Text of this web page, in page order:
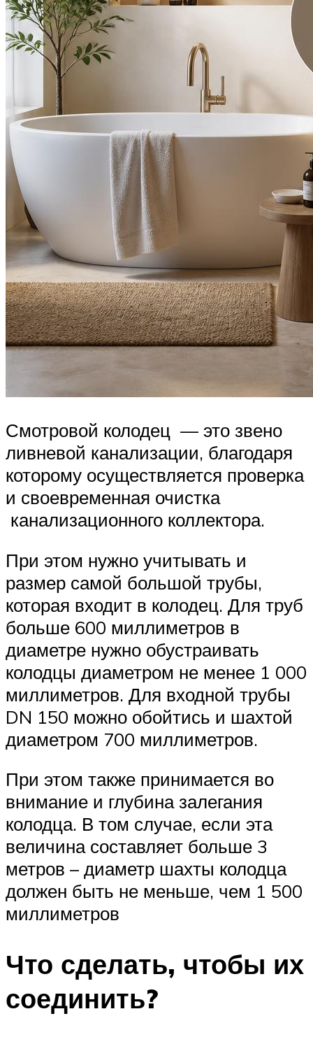
Смотровой колодец — это звено
ливневой канализации, благодаря
которому осуществляется проверка
и своевременная очистка
канализационного коллектора.
При этом нужно учитывать и
размер самой большой трубы,
которая входит в колодец. Для труб
больше 600 миллиметров в
диаметре нужно обустраивать
колодцы диаметром не менее 1 000
миллиметров. Для входной трубы
DN 150 можно обойтись и шахтой
диаметром 700 миллиметров.
При этом также принимается во
внимание и глубина залегания
колодца. В том случае, если эта
величина составляет больше 3
метров – диаметр шахты колодца
должен быть не меньше, чем 1 500
миллиметров
Что сделать, чтобы их
соединить?